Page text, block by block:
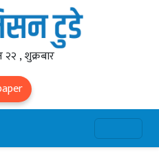
, शुक्रबार